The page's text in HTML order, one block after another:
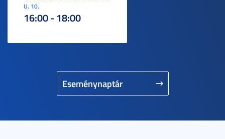
Eseménynaptár
U. 10.
16:00 - 18:00